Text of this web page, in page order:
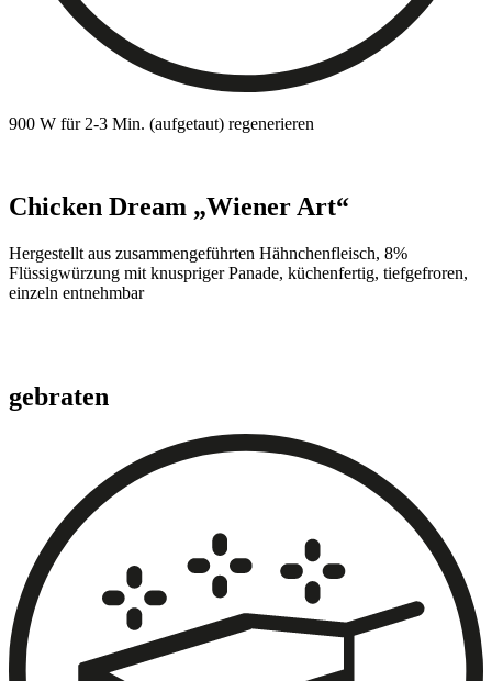
900 W für 2-3 Min. (aufgetaut) regenerieren
Chicken Dream „Wiener Art“
Hergestellt aus zusammengeführten Hähnchenfleisch, 8%
Flüssigwürzung mit knuspriger Panade, küchenfertig, tiefgefroren,
einzeln entnehmbar
gebraten